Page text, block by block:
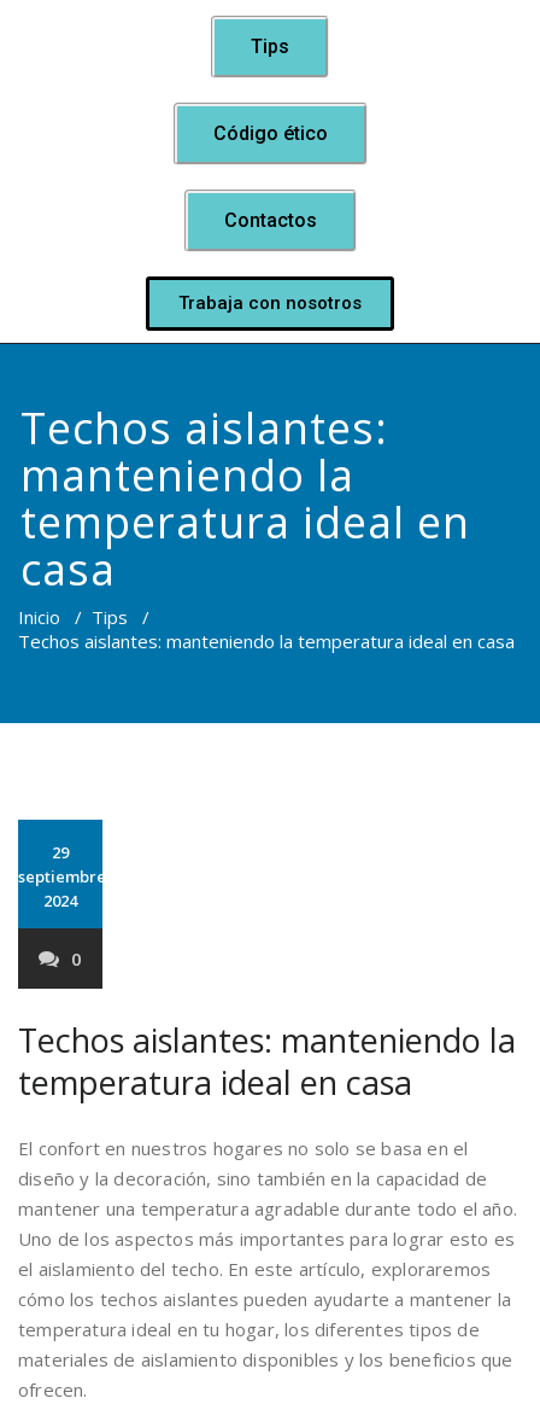
Tips
Código ético
Contactos
Trabaja con nosotros
Techos aislantes:
manteniendo la
temperatura ideal en
casa
Inicio / Tips /
Techos aislantes: manteniendo la temperatura ideal en casa
29
septiembre
2024
0
Techos aislantes: manteniendo la
temperatura ideal en casa
El confort en nuestros hogares no solo se basa en el
diseño y la decoración, sino también en la capacidad de
mantener una temperatura agradable durante todo el año.
Uno de los aspectos más importantes para lograr esto es
el aislamiento del techo. En este artículo, exploraremos
cómo los techos aislantes pueden ayudarte a mantener la
temperatura ideal en tu hogar, los diferentes tipos de
materiales de aislamiento disponibles y los beneficios que
ofrecen.